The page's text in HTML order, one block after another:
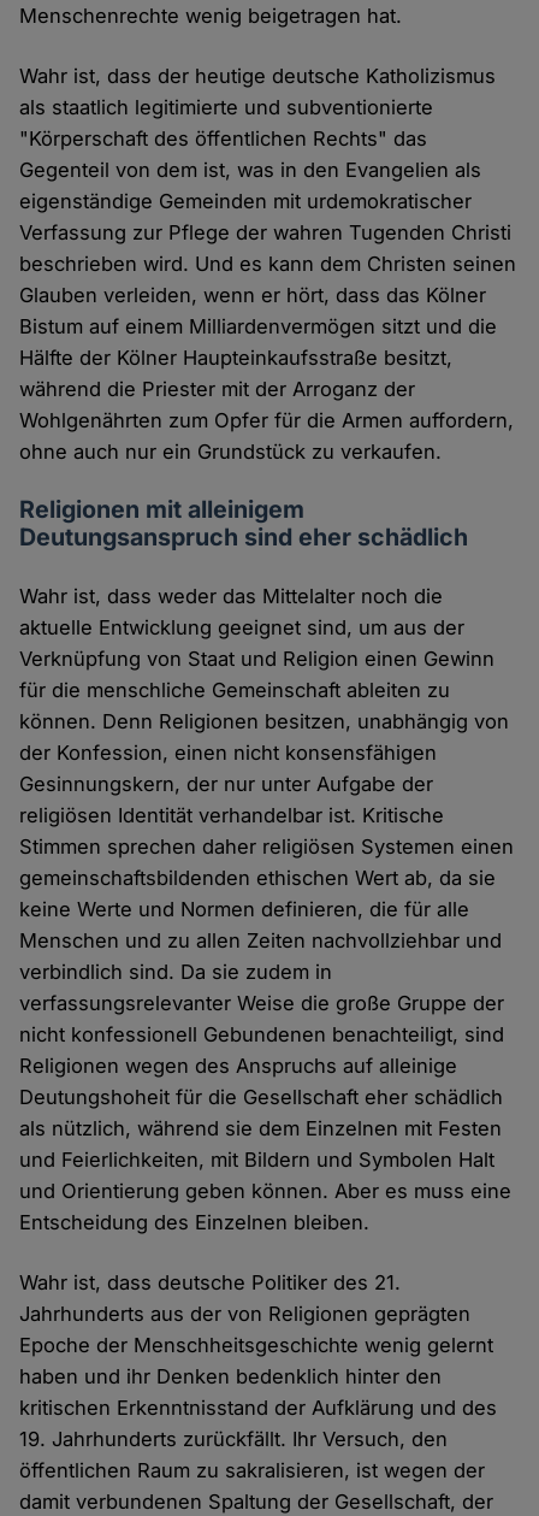
Menschenrechte wenig beigetragen hat.
Wahr ist, dass der heutige deutsche Katholizismus
als staatlich legitimierte und subventionierte
"Körperschaft des öffentlichen Rechts" das
Gegenteil von dem ist, was in den Evangelien als
eigenständige Gemeinden mit urdemokratischer
Verfassung zur Pflege der wahren Tugenden Christi
beschrieben wird. Und es kann dem Christen seinen
Glauben verleiden, wenn er hört, dass das Kölner
Bistum auf einem Milliardenvermögen sitzt und die
Hälfte der Kölner Haupteinkaufsstraße besitzt,
während die Priester mit der Arroganz der
Wohlgenährten zum Opfer für die Armen auffordern,
ohne auch nur ein Grundstück zu verkaufen.
Religionen mit alleinigem
Deutungsanspruch sind eher schädlich
Wahr ist, dass weder das Mittelalter noch die
aktuelle Entwicklung geeignet sind, um aus der
Verknüpfung von Staat und Religion einen Gewinn
für die menschliche Gemeinschaft ableiten zu
können. Denn Religionen besitzen, unabhängig von
der Konfession, einen nicht konsensfähigen
Gesinnungskern, der nur unter Aufgabe der
religiösen Identität verhandelbar ist. Kritische
Stimmen sprechen daher religiösen Systemen einen
gemeinschaftsbildenden ethischen Wert ab, da sie
keine Werte und Normen definieren, die für alle
Menschen und zu allen Zeiten nachvollziehbar und
verbindlich sind. Da sie zudem in
verfassungsrelevanter Weise die große Gruppe der
nicht konfessionell Gebundenen benachteiligt, sind
Religionen wegen des Anspruchs auf alleinige
Deutungshoheit für die Gesellschaft eher schädlich
als nützlich, während sie dem Einzelnen mit Festen
und Feierlichkeiten, mit Bildern und Symbolen Halt
und Orientierung geben können. Aber es muss eine
Entscheidung des Einzelnen bleiben.
Wahr ist, dass deutsche Politiker des 21.
Jahrhunderts aus der von Religionen geprägten
Epoche der Menschheitsgeschichte wenig gelernt
haben und ihr Denken bedenklich hinter den
kritischen Erkenntnisstand der Aufklärung und des
19. Jahrhunderts zurückfällt. Ihr Versuch, den
öffentlichen Raum zu sakralisieren, ist wegen der
damit verbundenen Spaltung der Gesellschaft, der